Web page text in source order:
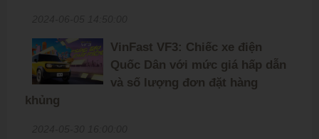
VinFast VF3: Chiếc xe điện
Quốc Dân với mức giá hấp dẫn
và số lượng đơn đặt hàng
khủng